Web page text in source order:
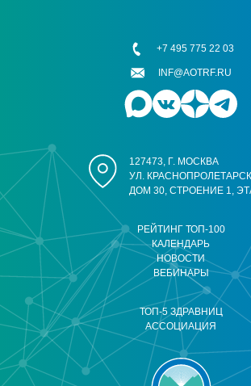
РЕЙТИНГ ТОП-100
КАЛЕНДАРЬ
НОВОСТИ
ВЕБИНАРЫ
ТОП-5 ЗДРАВНИЦ
АССОЦИАЦИЯ
127473, Г. МОСКВА
УЛ.
ДОМ 30, СТРОЕНИЕ 1,
+7 495 775 22 03
INF@AOTRF.RU